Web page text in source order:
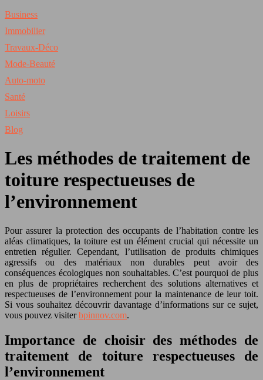
Business
Immobilier
Travaux-Déco
Mode-Beauté
Auto-moto
Santé
Loisirs
Blog
Les méthodes de traitement de
toiture respectueuses de
l’environnement
Pour assurer la protection des occupants de l’habitation contre les
aléas climatiques, la toiture est un élément crucial qui nécessite un
entretien régulier. Cependant, l’utilisation de produits chimiques
agressifs ou des matériaux non durables peut avoir des
conséquences écologiques non souhaitables. C’est pourquoi de plus
en plus de propriétaires recherchent des solutions alternatives et
respectueuses de l’environnement pour la maintenance de leur toit.
Si vous souhaitez découvrir davantage d’informations sur ce sujet,
vous pouvez visiterbpinnov.com.
Importance de choisir des méthodes de
traitement de toiture respectueuses de
l’environnement